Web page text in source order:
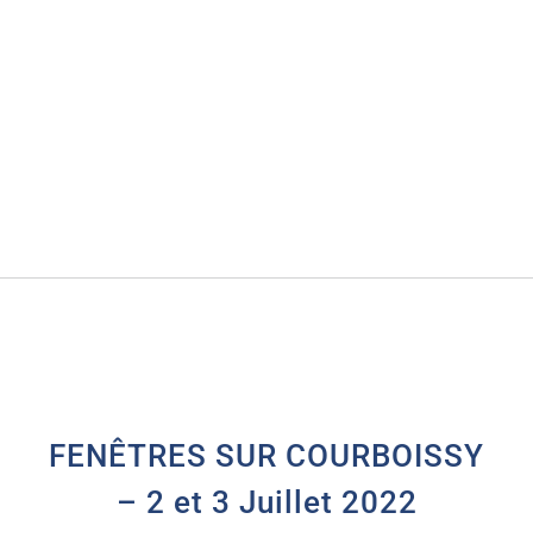
FENÊTRES SUR COURBOISSY
– 2 et 3 Juillet 2022